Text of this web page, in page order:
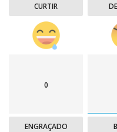
CURTIR
0
ENGRAÇADO